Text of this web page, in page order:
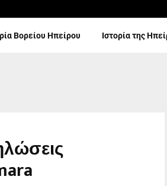
Βορείου Ηπείρου Ιστορία της